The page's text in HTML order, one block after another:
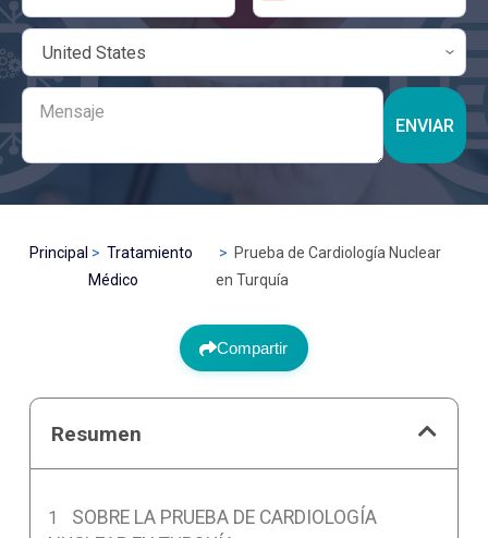
ENVIAR
Principal
Tratamiento
Médico
Prueba de Cardiología Nuclear
en Turquía
Compartir
Resumen
SOBRE LA PRUEBA DE CARDIOLOGÍA